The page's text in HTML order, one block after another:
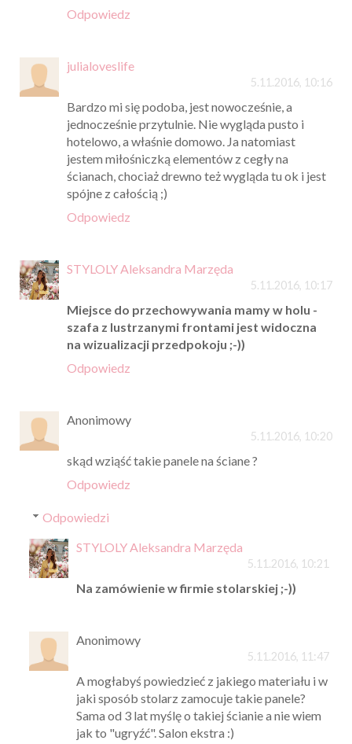
Odpowiedz
julialoveslife
5.11.2016, 10:16
Bardzo mi się podoba, jest nowocześnie, a
jednocześnie przytulnie. Nie wygląda pusto i
hotelowo, a właśnie domowo. Ja natomiast
jestem miłośniczką elementów z cegły na
ścianach, chociaż drewno też wygląda tu ok i jest
spójne z całością ;)
Odpowiedz
STYLOLY Aleksandra Marzęda
5.11.2016, 10:17
Miejsce do przechowywania mamy w holu -
szafa z lustrzanymi frontami jest widoczna
na wizualizacji przedpokoju ;-))
Odpowiedz
Anonimowy
5.11.2016, 10:20
skąd wziąść takie panele na ściane ?
Odpowiedz
Odpowiedzi
STYLOLY Aleksandra Marzęda
5.11.2016, 10:21
Na zamówienie w firmie stolarskiej ;-))
Anonimowy
5.11.2016, 11:47
A mogłabyś powiedzieć z jakiego materiału i w
jaki sposób stolarz zamocuje takie panele?
Sama od 3 lat myślę o takiej ścianie a nie wiem
jak to "ugryźć". Salon ekstra :)